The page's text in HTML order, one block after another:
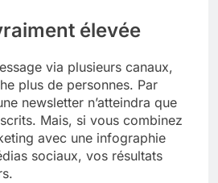
élevée
via plusieurs canaux,
plus de personnes. Par
newsletter n’atteindra que
Mais, si vous combinez
avec une infographie
sociaux, vos résultats